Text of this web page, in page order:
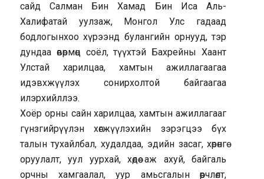
сайд Салман Бин Хамад Бин Иса Аль-
Халифатай уулзаж, Монгол Улс гадаад
бодлогынхоо хүрээнд булангийн орнууд, тэр
дундаа өвөрмөц соёл, түүхтэй Бахрейны Хаант
Улстай харилцаа, хамтын ажиллагаагаа
идэвхжүүлэх сонирхолтой байгаагаа
илэрхийллээ.
Хоёр орны сайн харилцаа, хамтын ажиллагааг
гүнзгийрүүлэн хөгжүүлэхийн зэрэгцээ бүх
талын тухайлбал, худалдаа, эдийн засаг, хөрөнгө
оруулалт, уул уурхай, хөдөө аж ахуй, байгаль
орчны хамгаалал, уур амьсгалын өөрчлөлт,